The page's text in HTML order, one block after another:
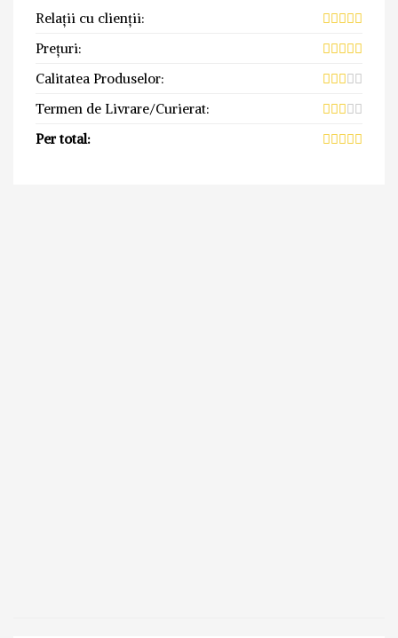
Relații cu clienții:
Prețuri:
Calitatea Produselor:
Termen de Livrare/Curierat:
Per total: